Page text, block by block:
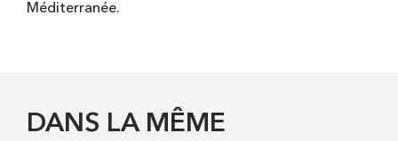
Méditerranée.
DANS LA MÊME